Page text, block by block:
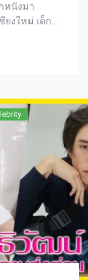
หนังมา
ยงใหม่ เด็ก
ยันจนกลาย
ต่อายุยังไม่ถึง
ะฉะนั้นมา
า